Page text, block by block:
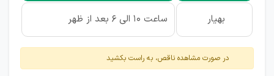
بهیار ساعت 10 الی 6 بعد از ظهر
در صورت مشاهده ناقص، به راست بکشید